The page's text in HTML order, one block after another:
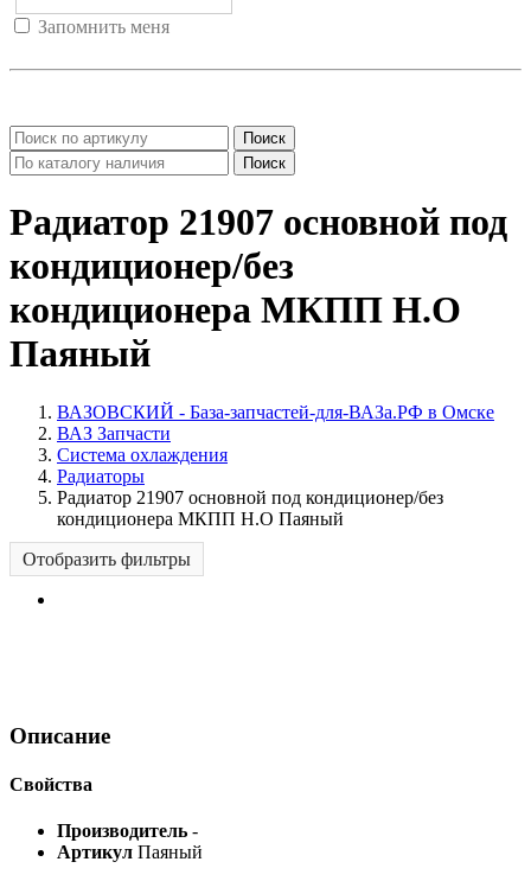
Запомнить меня
Поиск
Поиск
Радиатор 21907 основной под
кондиционер/без
кондиционера МКПП Н.О
Паяный
ВАЗОВСКИЙ - База-запчастей-для-ВАЗа.РФ в Омске
ВАЗ Запчасти
Система охлаждения
Радиаторы
Радиатор 21907 основной под кондиционер/без
кондиционера МКПП Н.О Паяный
Отобразить фильтры
Описание
Свойства
Производитель -
Артикул Паяный